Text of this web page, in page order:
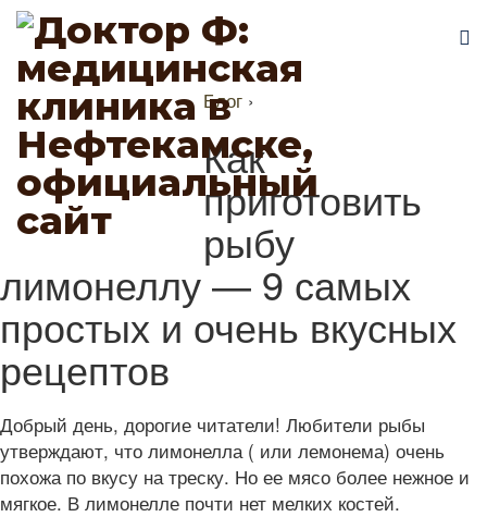
Блог ›
Как
приготовить
рыбу
лимонеллу — 9 самых
простых и очень вкусных
рецептов
Добрый день, дорогие читатели! Любители рыбы
утверждают, что лимонелла ( или лемонема) очень
похожа по вкусу на треску. Но ее мясо более нежное и
мягкое. В лимонелле почти нет мелких костей.